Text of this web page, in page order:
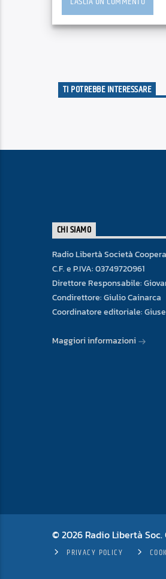
TI POTREBBE INTERESSARE
CHI SIAMO
Radio Libertà Società
C.F. e P.IVA: 03749720961
Direttore Responsabile:
Condirettore: Giulio Cainarca
Coordinatore editoriale:
Maggiori informazioni
© 2026 Radio Libertà Soc.
PRIVACY POLICY